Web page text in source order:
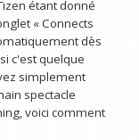
étant donné
« Connects
dès
c'est quelque
simplement
spectacle
voici comment